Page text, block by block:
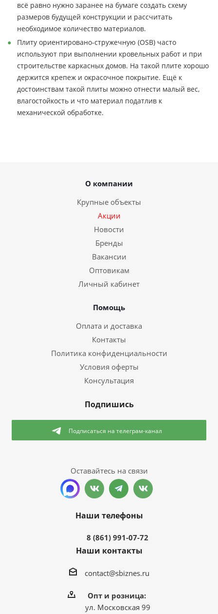
всё равно нужно заранее на бумаге создать схему
размеров будущей конструкции и рассчитать
необходимое количество материалов.
Плиту ориентировано-стружечную (ОSB) часто
используют при выполнении кровельных работ и при
строительстве каркасных домов. На такой плите хорошо
держится крепеж и окрасочное покрытие. Ещё к
достоинствам такой плиты можно отнести малый вес,
влагостойкость и что материал податлив к
механической обработке.
О компании
Крупные объекты
Акции
Новости
Бренды
Вакансии
Оптовикам
Личный кабинет
Помощь
Оплата и доставка
Контакты
Политика конфиденциальности
Условия оферты
Консультация
Подпишись
Подписаться на телеграм-канал
Оставайтесь на связи
Наши телефоны
8 (861) 991-07-72
Наши контакты
contact@sbiznes.ru
Опт и розница:
ул. Московская 99